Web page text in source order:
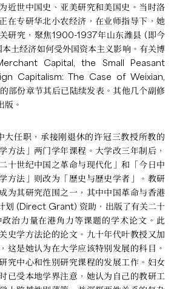
近世中国史、亚美研究和美国史。当时洛
在专研华北小农经济，在业师指导下，她
研究，聚焦1900-1937年山东潍县 (即今
土经济如何受外国资本主义影响。有关博
Capital, the Small Peasant
Capitalism: The Case of Weixian,
部份章节其后已陆续发表。其他几个副修
版。
任职，承接刚退休的许冠三教授所教的
方法」两门学年课程。大学改三年制后，
十世纪中国之革命与现代化」和「今日中
方法」则改为「歷史与歷史学者」。教研
为其研究范围之一，其中中国革命与香港
划 (Direct Grant) 资助，出版了有关二十
治力量在港角力等课题的学术论文。此
史学方法论的论文。九十年代叶教授又加
这是她认为在大学应该特别发展的科目。
究中心和性别研究课程的发展工作。妇女
已受本地学界注意，她认为自己的教研工